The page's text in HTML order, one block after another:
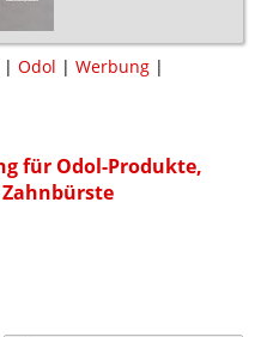
| Odol | Werbung |
für Odol-Produkte,